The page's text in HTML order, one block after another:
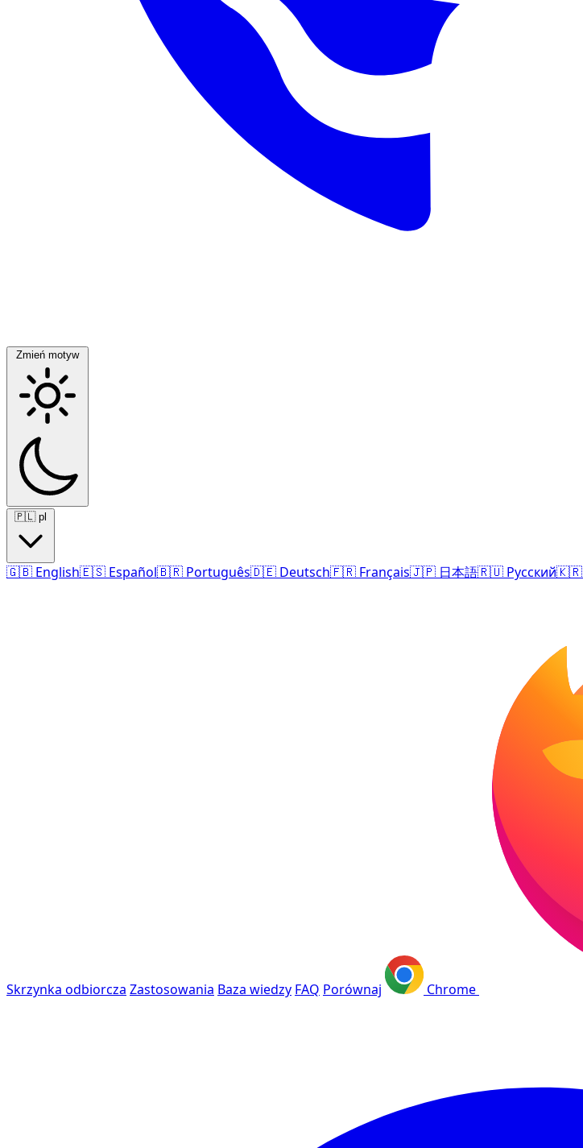
Zmień motyw
🇵🇱 pl
🇬🇧 English🇪🇸 Español🇧🇷 Português🇩🇪 Deutsch🇫🇷 Français🇯🇵 日本語🇷🇺 Русский🇰🇷
Skrzynka odbiorcza Zastosowania Baza wiedzy FAQ Porównaj Chrome